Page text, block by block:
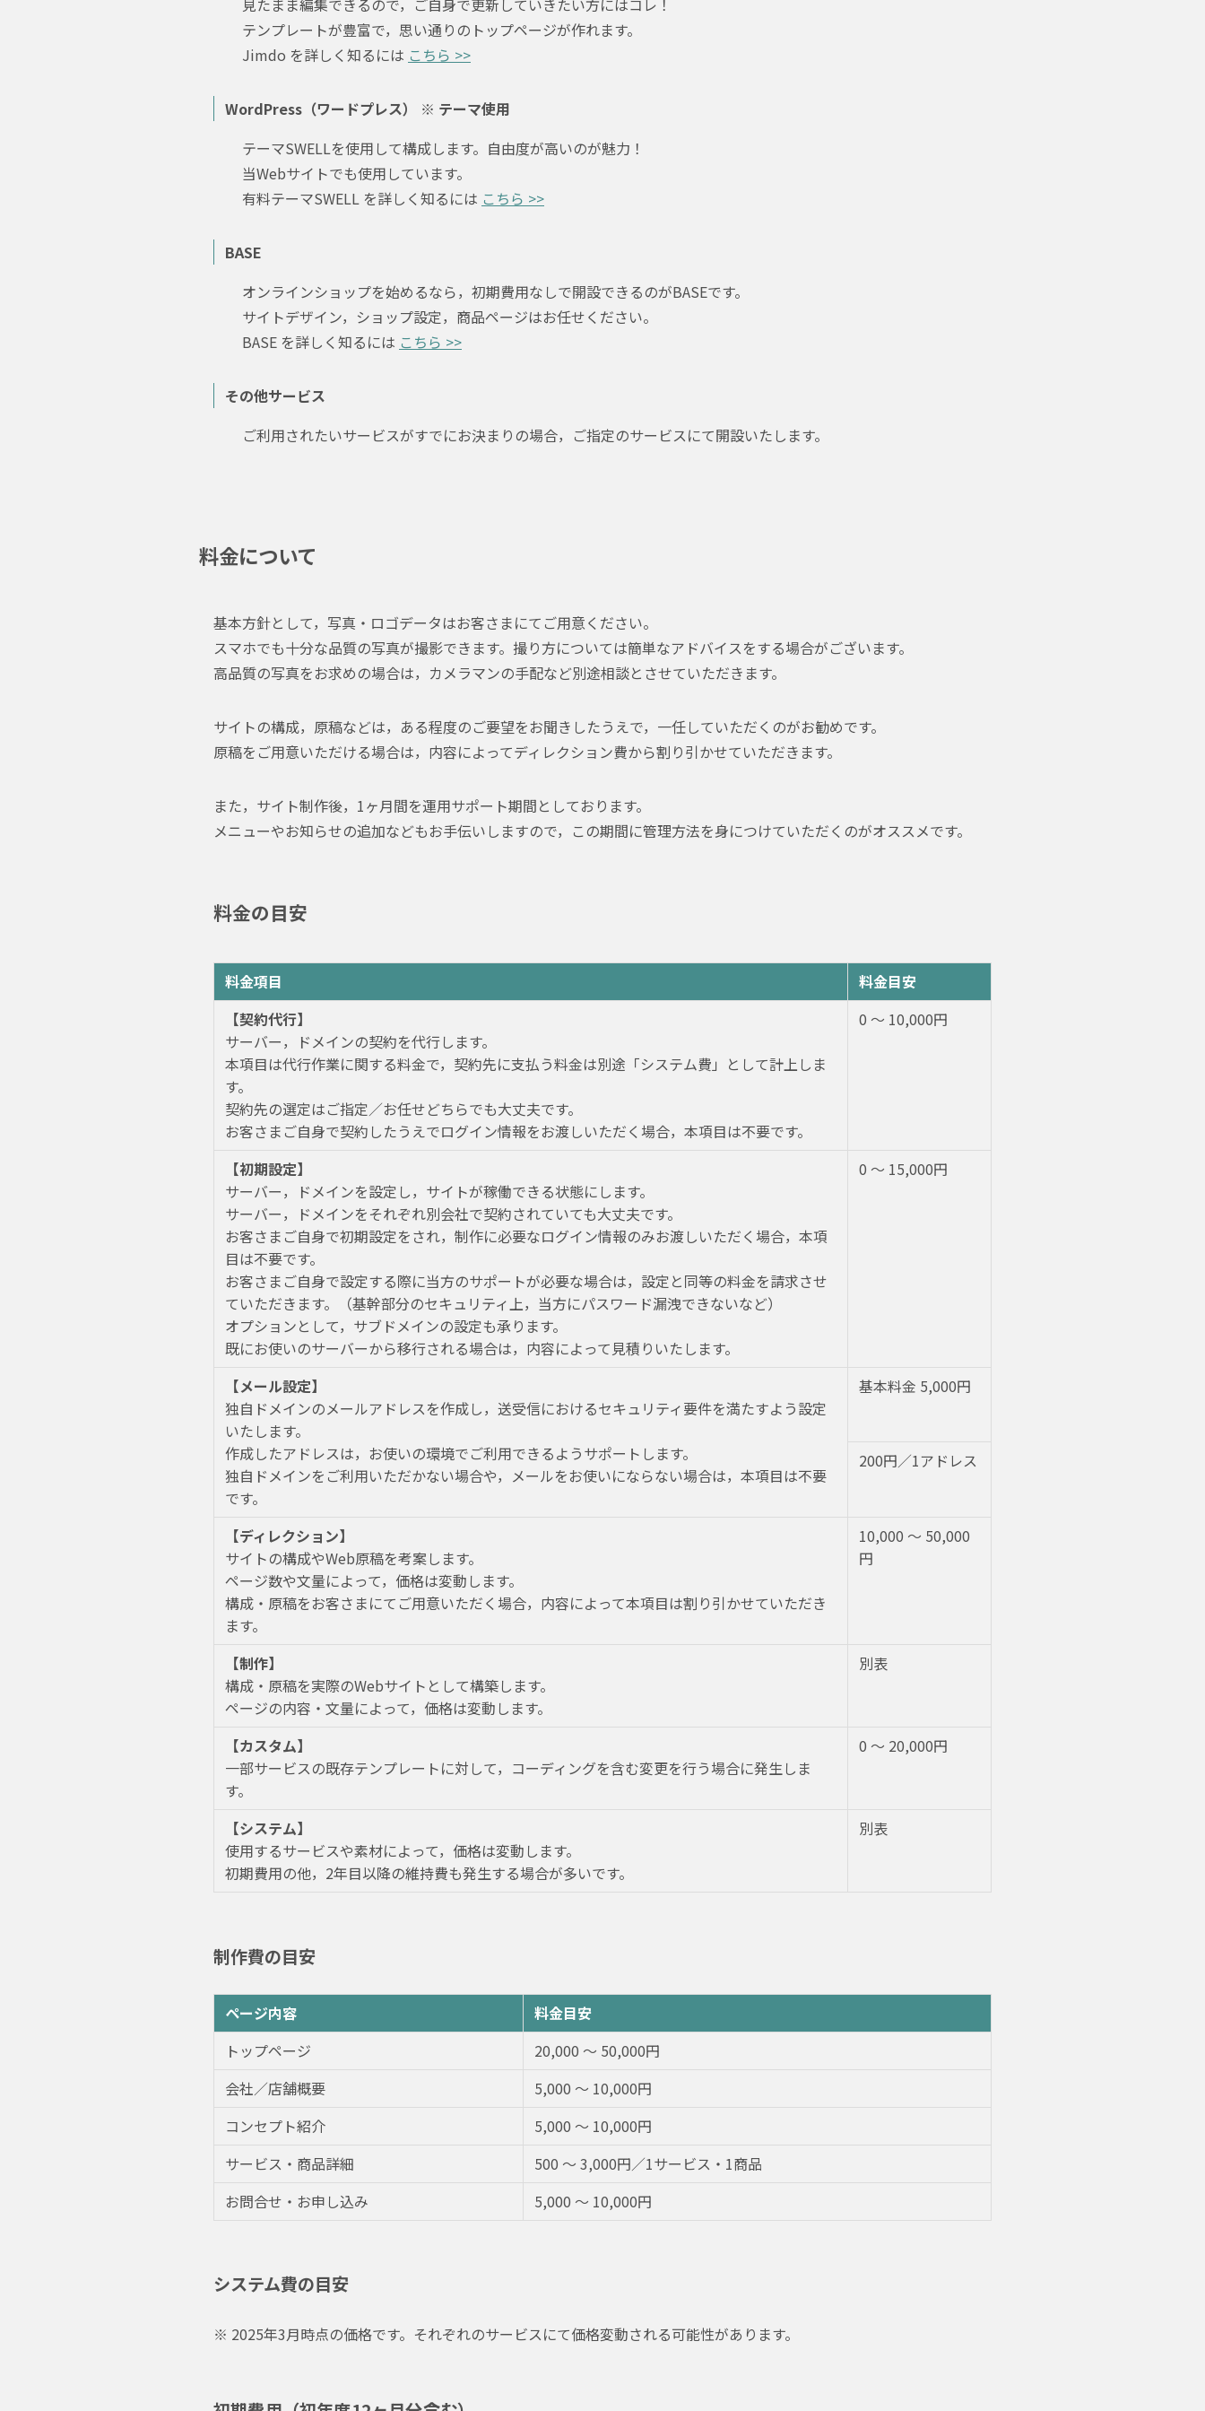
テンプレートが豊富で，思い通りのトップページが作れます。
Jimdo を詳しく知るには こちら >>
WordPress（ワードプレス） ※ テーマ使用
テーマSWELLを使用して構成します。自由度が高いのが魅力！
当Webサイトでも使用しています。
有料テーマSWELL を詳しく知るには こちら >>
BASE
オンラインショップを始めるなら，初期費用なしで開設できるのがBASEです。
サイトデザイン，ショップ設定，商品ページはお任せください。
BASE を詳しく知るには こちら >>
その他サービス
ご利用されたいサービスがすでにお決まりの場合，ご指定のサービスにて開設いたします。
料金について
基本方針として，写真・ロゴデータはお客さまにてご用意ください。
スマホでも十分な品質の写真が撮影できます。撮り方については簡単なアドバイスをする場合がございます。
高品質の写真をお求めの場合は，カメラマンの手配など別途相談とさせていただきます。
サイトの構成，原稿などは，ある程度のご要望をお聞きしたうえで，一任していただくのがお勧めです。
原稿をご用意いただける場合は，内容によってディレクション費から割り引かせていただきます。
また，サイト制作後，1ヶ月間を運用サポート期間としております。
メニューやお知らせの追加などもお手伝いしますので，この期間に管理方法を身につけていただくのがオススメです。
料金の目安
料金項目
料金目安
【契約代行】
サーバー，ドメインの契約を代行します。
本項目は代行作業に関する料金で，契約先に支払う料金は別途「システム費」として計上しま
す。
契約先の選定はご指定／お任せどちらでも大丈夫です。
お客さまご自身で契約したうえでログイン情報をお渡しいただく場合，本項目は不要です。
0 〜 10,000円
【初期設定】
サーバー，ドメインを設定し，サイトが稼働できる状態にします。
サーバー，ドメインをそれぞれ別会社で契約されていても大丈夫です。
お客さまご自身で初期設定をされ，制作に必要なログイン情報のみお渡しいただく場合，本項
目は不要です。
お客さまご自身で設定する際に当方のサポートが必要な場合は，設定と同等の料金を請求させ
ていただきます。（基幹部分のセキュリティ上，当方にパスワード漏洩できないなど）
オプションとして，サブドメインの設定も承ります。
既にお使いのサーバーから移行される場合は，内容によって見積りいたします。
0 〜 15,000円
【メール設定】
独自ドメインのメールアドレスを作成し，送受信におけるセキュリティ要件を満たすよう設定
いたします。
作成したアドレスは，お使いの環境でご利用できるようサポートします。
独自ドメインをご利用いただかない場合や，メールをお使いにならない場合は，本項目は不要
です。
基本料金 5,000円
200円／1アドレス
【ディレクション】
サイトの構成やWeb原稿を考案します。
ページ数や文量によって，価格は変動します。
構成・原稿をお客さまにてご用意いただく場合，内容によって本項目は割り引かせていただき
ます。
10,000 〜 50,000
円
【制作】
構成・原稿を実際のWebサイトとして構築します。
ページの内容・文量によって，価格は変動します。
別表
【カスタム】
一部サービスの既存テンプレートに対して，コーディングを含む変更を行う場合に発生しま
す。
0 〜 20,000円
【システム】
使用するサービスや素材によって，価格は変動します。
初期費用の他，2年目以降の維持費も発生する場合が多いです。
別表
制作費の目安
ページ内容
料金目安
トップページ
20,000 〜 50,000円
会社／店舗概要
5,000 〜 10,000円
コンセプト紹介
5,000 〜 10,000円
サービス・商品詳細
500 〜 3,000円／1サービス・1商品
お問合せ・お申し込み
5,000 〜 10,000円
システム費の目安
※ 2025年3月時点の価格です。それぞれのサービスにて価格変動される可能性があります。